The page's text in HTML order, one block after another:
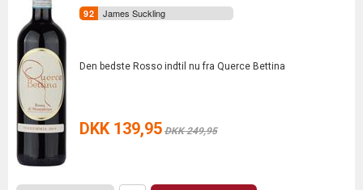
James Suckling
Den bedste Rosso indtil nu fra Querce Bettina
DKK 139,95 DKK 249,95